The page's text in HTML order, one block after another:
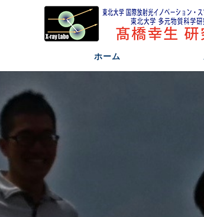
ホーム